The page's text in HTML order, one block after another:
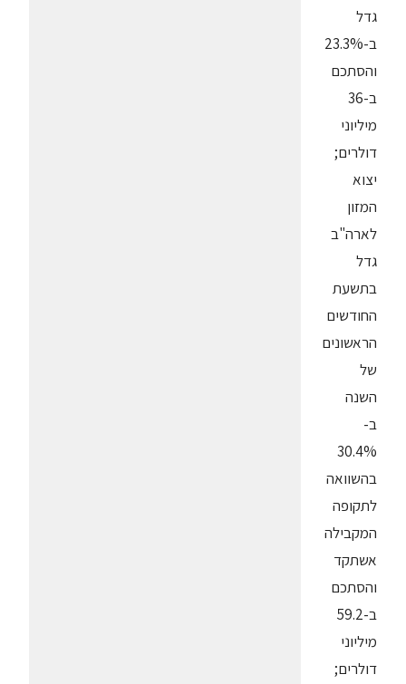
גדל
ב-23.3%
והסתכם
ב-36
מיליוני
דולרים;
יצוא
המזון
לארה"ב
גדל
בתשעת
החודשים
הראשונים
של
השנה
ב-
30.4%
בהשוואה
לתקופה
המקבילה
אשתקד
והסתכם
ב-59.2
מיליוני
דולרים;